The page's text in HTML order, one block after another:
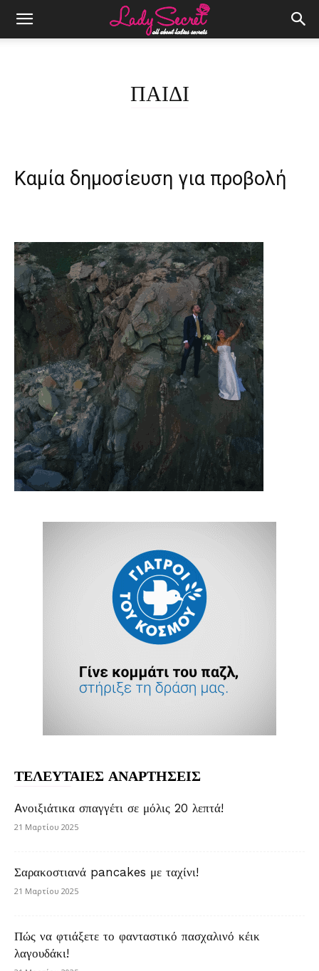
ΠΑΙΔΙ
Καμία δημοσίευση για προβολή
ΤΕΛΕΥΤΑΙΕΣ ΑΝΑΡΤΗΣΕΙΣ
Aνοιξιάτικα σπαγγέτι σε μόλις 20 λεπτά!
21 Μαρτίου 2025
Σαρακοστιανά pancakes με ταχίνι!
21 Μαρτίου 2025
Πώς να φτιάξετε το φανταστικό πασχαλινό κέικ
λαγουδάκι!